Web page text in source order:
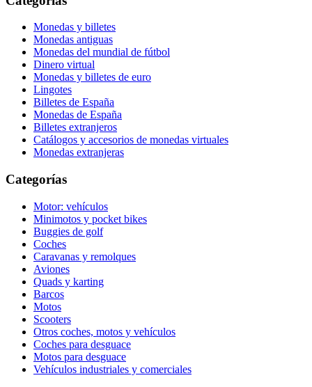
Monedas y billetes
Monedas antiguas
Monedas del mundial de fútbol
Dinero virtual
Monedas y billetes de euro
Lingotes
Billetes de España
Monedas de España
Billetes extranjeros
Catálogos y accesorios de monedas virtuales
Monedas extranjeras
Categorías
Motor: vehículos
Minimotos y pocket bikes
Buggies de golf
Coches
Caravanas y remolques
Aviones
Quads y karting
Barcos
Motos
Scooters
Otros coches, motos y vehículos
Coches para desguace
Motos para desguace
Vehículos industriales y comerciales